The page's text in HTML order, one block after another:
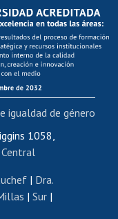
1058,
Central
| Dra.
| Sur |
igualdad de género